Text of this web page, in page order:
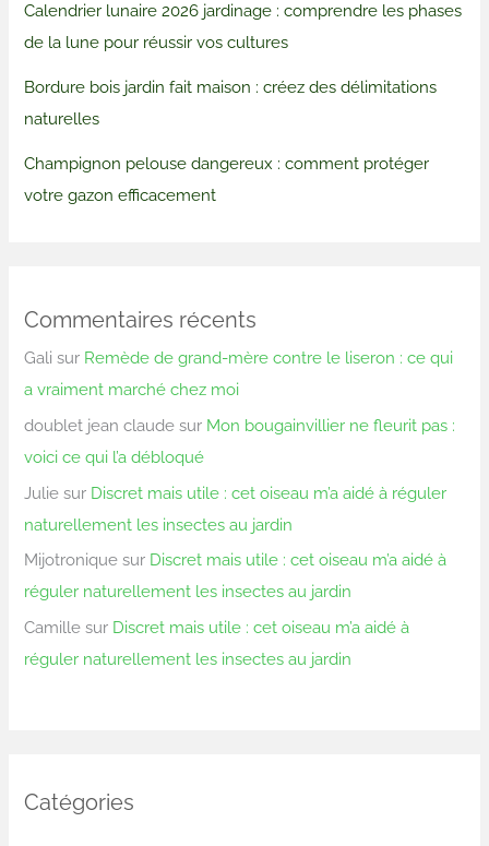
Calendrier lunaire 2026 jardinage : comprendre les phases
de la lune pour réussir vos cultures
Bordure bois jardin fait maison : créez des délimitations
naturelles
Champignon pelouse dangereux : comment protéger
votre gazon efficacement
Commentaires récents
Gali sur Remède de grand-mère contre le liseron : ce qui
a vraiment marché chez moi
doublet jean claude sur Mon bougainvillier ne fleurit pas :
voici ce qui l’a débloqué
Julie sur Discret mais utile : cet oiseau m’a aidé à réguler
naturellement les insectes au jardin
Mijotronique sur Discret mais utile : cet oiseau m’a aidé à
réguler naturellement les insectes au jardin
Camille sur Discret mais utile : cet oiseau m’a aidé à
réguler naturellement les insectes au jardin
Catégories